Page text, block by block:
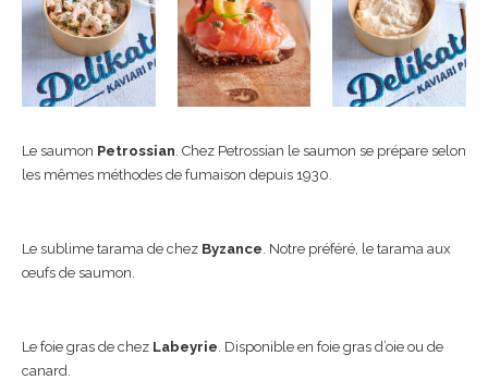
Le saumon Petrossian . Chez Petrossian le saumon se prépare selon
les mêmes méthodes de fumaison depuis 1930.
Le sublime tarama de chez Byzance . Notre préféré, le tarama aux
œufs de saumon.
Le foie gras de chez Labeyrie . Disponible en foie gras d’oie ou de
canard.